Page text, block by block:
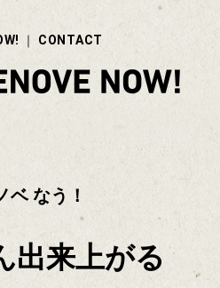
CONTACT
ベ なう！
出来上がる